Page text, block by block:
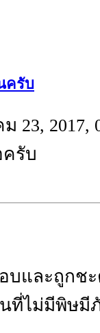
ครับ
23, 2017,
ครับ
บและถูกช
ที่ไม่มีพิษมี